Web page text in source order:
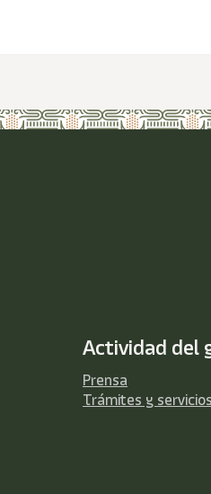
Actividad del
Prensa
Trámites y servicios